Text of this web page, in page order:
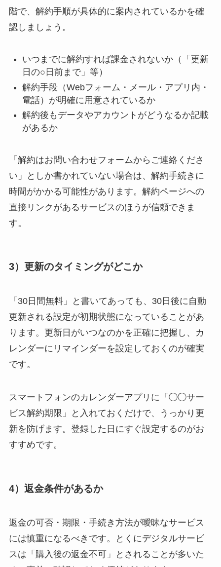
階で、解約手順が具体的に案内されているかを確
認しましょう。
いつまでに解約すれば課金されないか（「更新
日の○日前まで」等）
解約手段（Webフォーム・メール・アプリ内・
電話）が明確に用意されているか
解約後もデータやアカウントがどうなるか記載
があるか
「解約はお問い合わせフォームからご連絡くださ
い」としか書かれていない場合は、解約手続きに
時間がかかる可能性があります。解約ページへの
直接リンクがあるサービスのほうが信頼できま
す。
3）更新のタイミングがどこか
「30日間無料」と書いてあっても、30日後に自動
更新される設定が初期状態になっていることがあ
ります。更新日がいつなのかを正確に把握し、カ
レンダーにリマインダーを設定しておくのが確実
です。
スマートフォンのカレンダーアプリに「◯◯サー
ビス解約期限」と入れておくだけで、うっかり更
新を防げます。登録した日にすぐ設定するのがお
すすめです。
4）返金条件があるか
返金の可否・期限・手続き方法が曖昧なサービス
には慎重になるべきです。とくにデジタルサービ
スは「購入後の返金不可」とされることが多いた